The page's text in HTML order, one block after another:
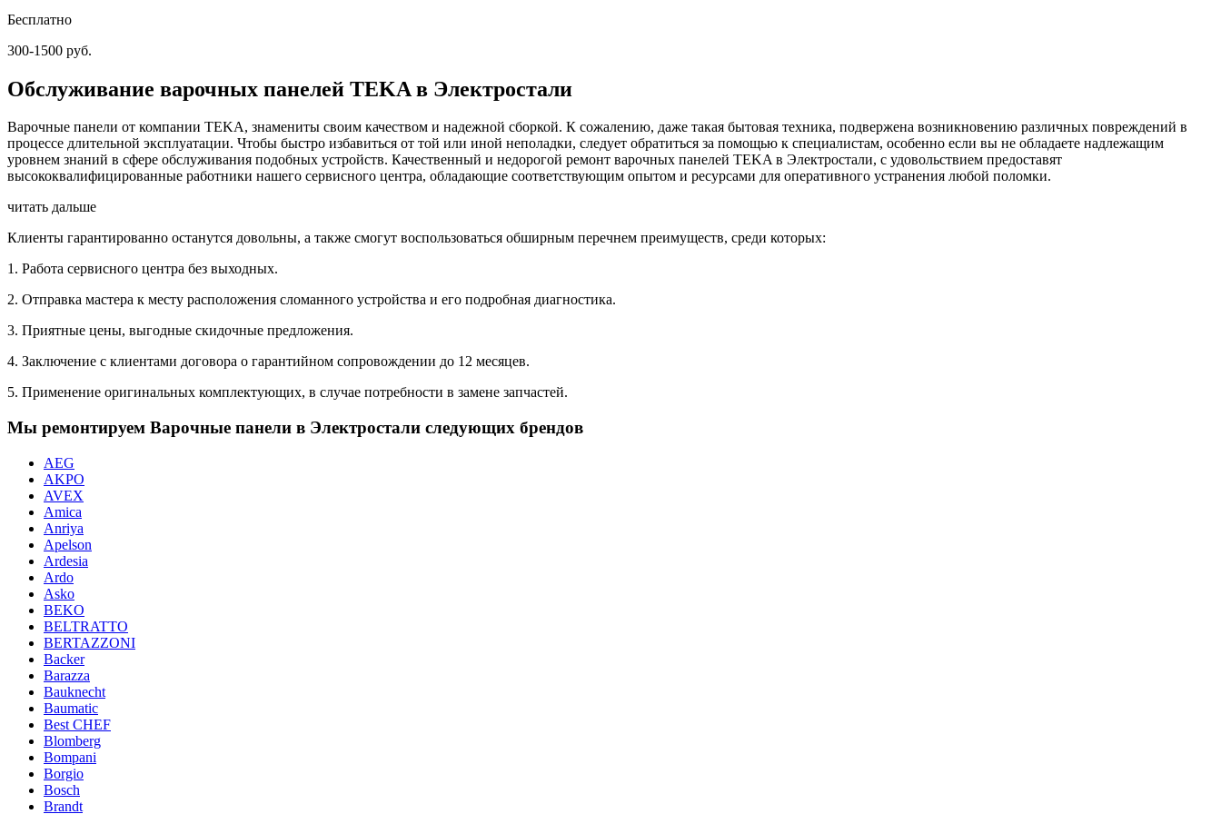
Бесплатно
300-1500 руб.
Обслуживание варочных панелей TEKA в Электростали
Варочные панели от компании TEKA, знамениты своим качеством и надежной сборкой. К сожалению, даже такая бытовая техника, подвержена возникновению различных повреждений в
процессе длительной эксплуатации. Чтобы быстро избавиться от той или иной неполадки, следует обратиться за помощью к специалистам, особенно если вы не обладаете надлежащим
уровнем знаний в сфере обслуживания подобных устройств. Качественный и недорогой ремонт варочных панелей TEKA в Электростали, с удовольствием предоставят
высококвалифицированные работники нашего сервисного центра, обладающие соответствующим опытом и ресурсами для оперативного устранения любой поломки.
читать дальше
Клиенты гарантированно останутся довольны, а также смогут воспользоваться обширным перечнем преимуществ, среди которых:
1. Работа сервисного центра без выходных.
2. Отправка мастера к месту расположения сломанного устройства и его подробная диагностика.
3. Приятные цены, выгодные скидочные предложения.
4. Заключение с клиентами договора о гарантийном сопровождении до 12 месяцев.
5. Применение оригинальных комплектующих, в случае потребности в замене запчастей.
Мы ремонтируем Варочные панели в Электростали следующих брендов
AEG
AKPO
AVEX
Amica
Anriya
Apelson
Ardesia
Ardo
Asko
BEKO
BELTRATTO
BERTAZZONI
Backer
Barazza
Bauknecht
Baumatic
Best CHEF
Blomberg
Bompani
Borgio
Bosch
Brandt